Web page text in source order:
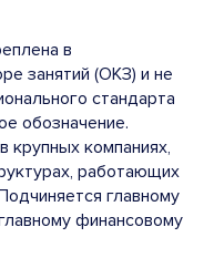
в
занятий (ОКЗ) и не
стандарта
обозначение.
крупных компаниях,
работающих
главному
финансовому